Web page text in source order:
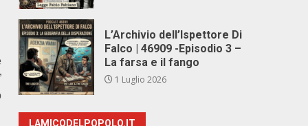
L’Archivio dell’Ispettore Di
Falco | 46909 -Episodio 3 –
La farsa e il fango
1 Luglio 2026
LAMICODELPOPOLO.IT